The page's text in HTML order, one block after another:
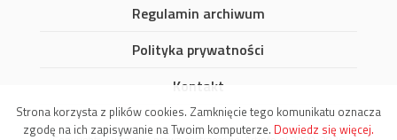
Strona korzysta z plików cookies. Zamknięcie tego komunikatu oznacza
zgodę na ich zapisywanie na Twoim komputerze. Dowiedz się więcej.
Regulamin archiwum
Polityka prywatności
Kontakt